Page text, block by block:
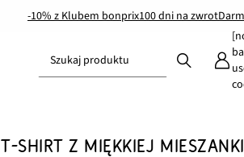
-10% z Klubem bonprix100 dni na zwrot
Szukaj produktu
T-SHIRT Z MIĘKKIEJ